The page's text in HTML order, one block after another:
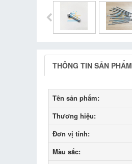
THÔNG TIN SẢN PHẨM
Tên sản phẩm:
Thương hiệu:
Đơn vị tính:
Màu sắc: